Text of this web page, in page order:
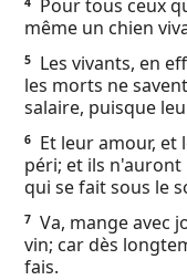
Pour tous ceux
même un chien
5
Les vivants, en
les morts ne
salaire, puisque
6
Et leur amour, et
péri; et ils
qui se fait sous le
7 Va, mange avec
vin; car dès
fais.